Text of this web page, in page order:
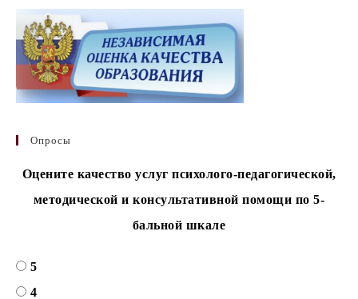
Опросы
Оцените качество услуг психолого-педагогической,
методической и консультативной помощи по 5-
бальной шкале
5
4